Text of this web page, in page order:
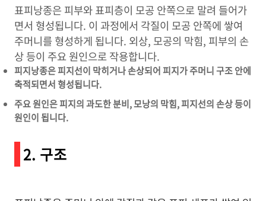
표피낭종은 피부와 표피층이 모공 안쪽으로 말려 들어가
면서 형성됩니다. 이 과정에서 각질이 모공 안쪽에 쌓여
주머니를 형성하게 됩니다. 외상, 모공의 막힘, 피부의 손
상 등이 주요 원인으로 작용합니다.
피지낭종은 피지선이 막히거나 손상되어 피지가 주머니 구조 안에
축적되면서 형성됩니다.
주요 원인은 피지의 과도한 분비, 모낭의 막힘, 피지선의 손상 등이
원인이 됩니다.
2. 구조